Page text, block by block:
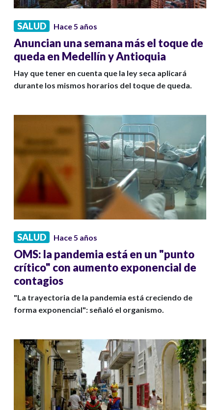
SALUD Hace 5 años
Anuncian una semana más el toque de
queda en Medellín y Antioquia
Hay que tener en cuenta que la ley seca aplicará
durante los mismos horarios del toque de queda.
SALUD Hace 5 años
OMS: la pandemia está en un "punto
crítico" con aumento exponencial de
contagios
"La trayectoria de la pandemia está creciendo de
forma exponencial": señaló el organismo.